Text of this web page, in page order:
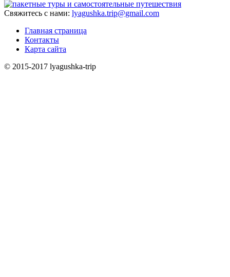
Свяжитесь с нами: lyagushka.trip@gmail.com
Главная страница
Контакты
Карта сайта
© 2015-2017 lyagushka-trip